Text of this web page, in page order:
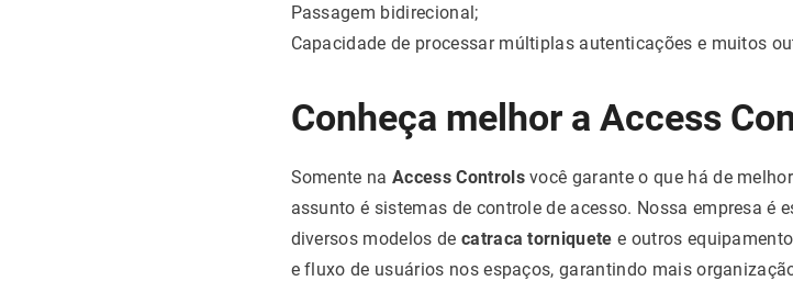
Passagem bidirecional;
Capacidade de processar múltiplas autenticações e muitos
Conheça melhor a Access
Somente naAccess Controlsvocê garante o que há de
assunto é sistemas de controle de acesso. Nossa empresa
diversos modelos de catraca torniquete e outros
e fluxo de usuários nos espaços, garantindo mais